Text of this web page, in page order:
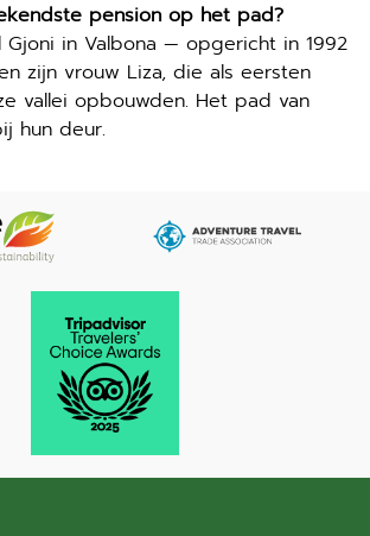
pension op het pad?
Gjoni in Valbona — opgericht in 1992
zijn vrouw Liza, die als eersten
vallei opbouwden. Het pad van
hun deur.